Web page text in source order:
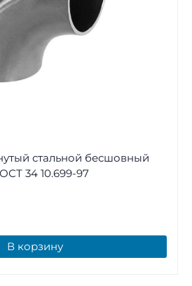
стальной бесшовный
34 10.699-97
В корзину